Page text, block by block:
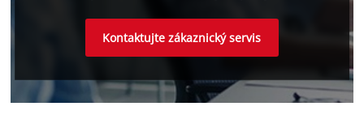
Kontaktujte zákaznický servis